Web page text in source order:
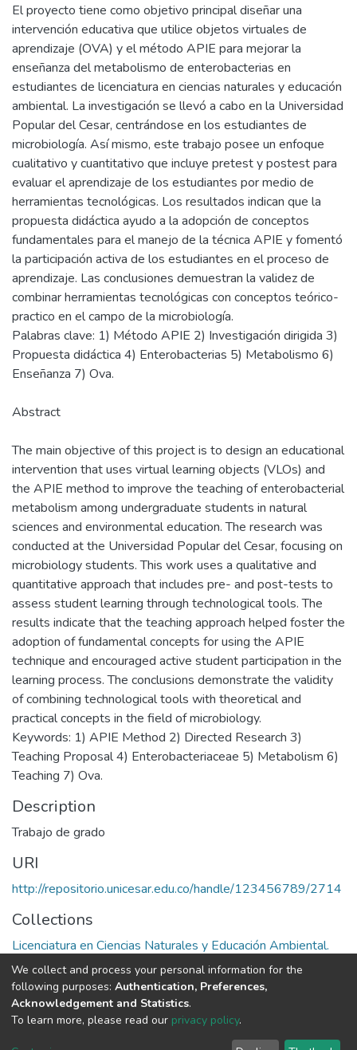
El proyecto tiene como objetivo principal diseñar una
intervención educativa que utilice objetos virtuales de
aprendizaje (OVA) y el método APIE para mejorar la
enseñanza del metabolismo de enterobacterias en
estudiantes de licenciatura en ciencias naturales y educación
ambiental. La investigación se llevó a cabo en la Universidad
Popular del Cesar, centrándose en los estudiantes de
microbiología. Así mismo, este trabajo posee un enfoque
cualitativo y cuantitativo que incluye pretest y postest para
evaluar el aprendizaje de los estudiantes por medio de
herramientas tecnológicas. Los resultados indican que la
propuesta didáctica ayudo a la adopción de conceptos
fundamentales para el manejo de la técnica APIE y fomentó
la participación activa de los estudiantes en el proceso de
aprendizaje. Las conclusiones demuestran la validez de
combinar herramientas tecnológicas con conceptos teórico-
practico en el campo de la microbiología.
Palabras clave: 1) Método APIE 2) Investigación dirigida 3)
Propuesta didáctica 4) Enterobacterias 5) Metabolismo 6)
Enseñanza 7) Ova.
Abstract
The main objective of this project is to design an educational
intervention that uses virtual learning objects (VLOs) and
the APIE method to improve the teaching of enterobacterial
metabolism among undergraduate students in natural
sciences and environmental education. The research was
conducted at the Universidad Popular del Cesar, focusing on
microbiology students. This work uses a qualitative and
quantitative approach that includes pre- and post-tests to
assess student learning through technological tools. The
results indicate that the teaching approach helped foster the
adoption of fundamental concepts for using the APIE
technique and encouraged active student participation in the
learning process. The conclusions demonstrate the validity
of combining technological tools with theoretical and
practical concepts in the field of microbiology.
Keywords: 1) APIE Method 2) Directed Research 3)
Teaching Proposal 4) Enterobacteriaceae 5) Metabolism 6)
Teaching 7) Ova.
Description
Trabajo de grado
URI
http://repositorio.unicesar.edu.co/handle/123456789/2714
Collections
Licenciatura en Ciencias Naturales y Educación Ambiental.
Full item page
DSpace software copyright © 2002-2026
We collect and process your personal information for the
following purposes: Authentication, Preferences,
Acknowledgement and Statistics.
To learn more, please read our privacy policy.